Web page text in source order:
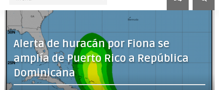
Alerta de huracán por Fiona se
amplía de Puerto Rico a República
Dominicana